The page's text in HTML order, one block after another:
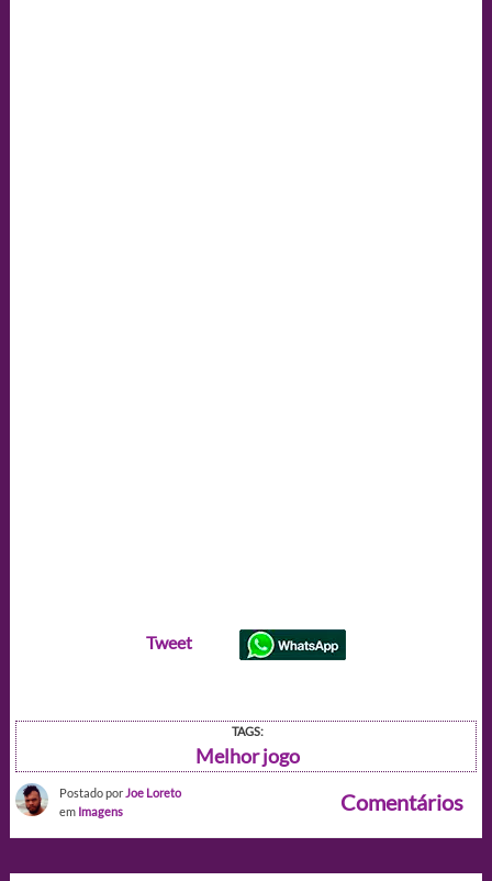
Tweet
TAGS:
Melhor jogo
Postado por Joe Loreto
em Imagens Comentários